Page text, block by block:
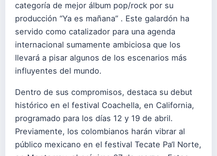
categoría de mejor álbum pop/rock por su
producción “Ya es mañana” . Este galardón ha
servido como catalizador para una agenda
internacional sumamente ambiciosa que los
llevará a pisar algunos de los escenarios más
influyentes del mundo.
Dentro de sus compromisos, destaca su debut
histórico en el festival Coachella, en California,
programado para los días 12 y 19 de abril.
Previamente, los colombianos harán vibrar al
público mexicano en el festival Tecate Pa‘l Norte,